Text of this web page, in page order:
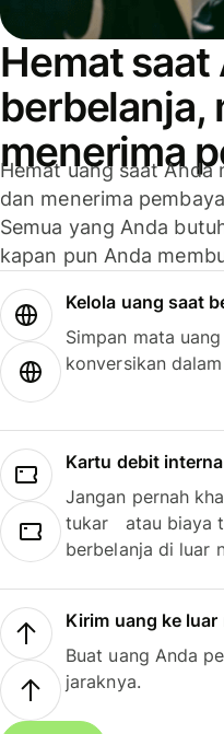
Hemat saat
berbelanja,
menerima
Hemat uang saat Anda
dan menerima
Semua yang Anda
kapan pun Anda
Kelola uang saat
Simpan mata
konversikan
Kartu debit
Jangan pernah
tukar atau biaya
berbelanja di luar
Kirim uang ke
Buat uang Anda
jaraknya.